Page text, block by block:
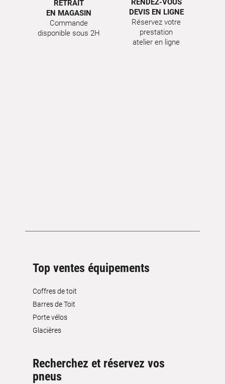
RETRAIT
EN MAGASIN
Commande
disponible sous 2H
RENDEZ-VOUS
DEVIS EN LIGNE
Réservez votre
prestation
atelier en ligne
Top ventes équipements
Coffres de toit
Barres de Toit
Porte vélos
Glacières
Recherchez et réservez vos
pneus